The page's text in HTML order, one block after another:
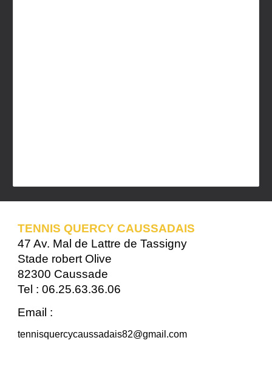
TENNIS QUERCY CAUSSADAIS
47 Av. Mal de Lattre de Tassigny
Stade robert Olive
82300 Caussade
Tel : 06.25.63.36.06
Email :
tennisquercycaussadais82@gmail.com